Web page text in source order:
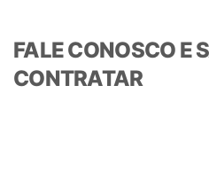
FALE CONOSCO E
CONTRATAR